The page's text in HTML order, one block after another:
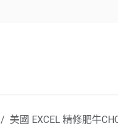
美國 EXCEL 精修肥牛